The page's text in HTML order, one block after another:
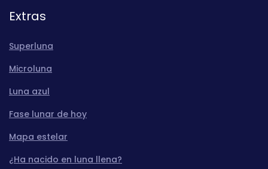
Extras
Superluna
Microluna
Luna azul
Fase lunar de hoy
Mapa estelar
¿Ha nacido en luna llena?